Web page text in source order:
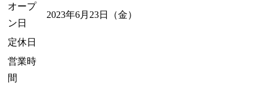
オープ
ン日
2023年6月23日（金）
定休日
営業時
間